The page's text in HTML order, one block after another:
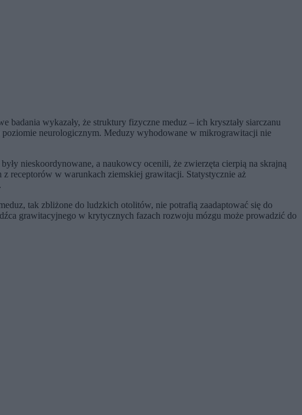
badania wykazały, że struktury fizyczne meduz – ich kryształy siarczanu
neurologicznym. Meduzy wyhodowane w mikrograwitacji nie
nieskoordynowane, a naukowcy ocenili, że zwierzęta cierpią na skrajną
z receptorów w warunkach ziemskiej grawitacji. Statystycznie aż
tak zbliżone do ludzkich otolitów, nie potrafią zaadaptować się do
grawitacyjnego w krytycznych fazach rozwoju mózgu może prowadzić do